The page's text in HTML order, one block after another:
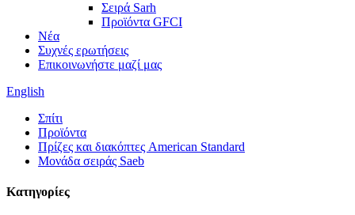
Σειρά Sarh
Προϊόντα GFCI
Νέα
Συχνές ερωτήσεις
Επικοινωνήστε μαζί μας
English
Σπίτι
Προϊόντα
Πρίζες και διακόπτες American Standard
Μονάδα σειράς Saeb
Κατηγορίες